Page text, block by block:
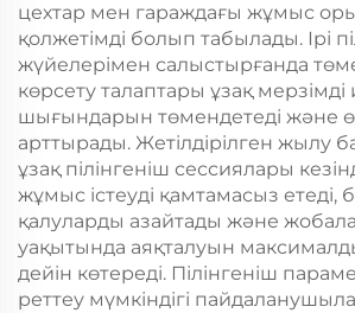
цехтар мен гараждағы жұмыс
қолжетімді болып табылады. Ірі
жүйелерімен салыстырғанда
көрсету талаптары ұзақ мерзімді
шығындарын төмендетеді және
арттырады. Жетілдірілген жылу
ұзақ пілінгеніш сессиялары
жұмыс істеуді қамтамасыз етеді,
қалуларды азайтады және
уақытында аяқталуын
дейін көтереді. Пілінгеніш
реттеу мүмкіндігі